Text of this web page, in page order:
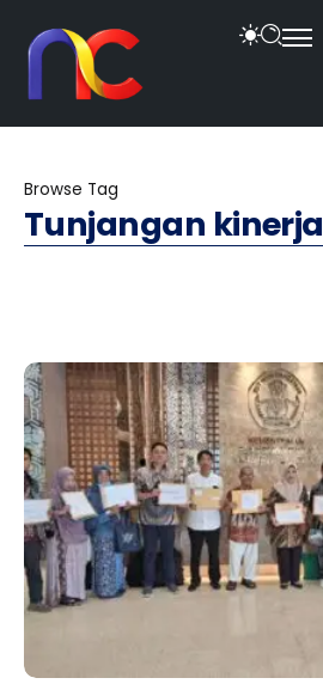
Browse Tag
Tunjangan kinerja